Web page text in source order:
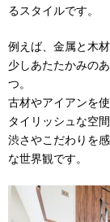
るスタイルです。
例えば、金属と木
少しあたたかみの
つ。
古材やアイアンを
タイリッシュな空
渋さやこだわりを
な世界観です。